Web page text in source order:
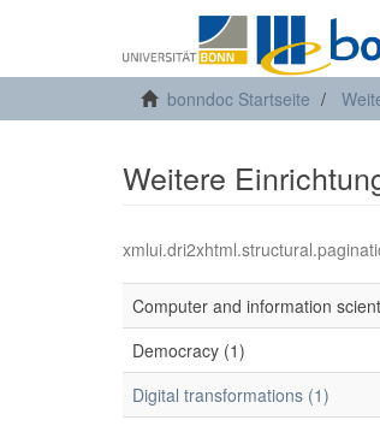
bonndoc Startseite
Weitere
Computer and information
Democracy (1)
Digital transformations (1)